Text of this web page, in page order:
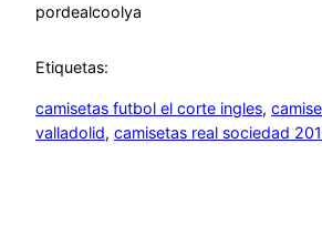
pordealcoolya
Etiquetas:
camisetas futbol el corte ingles,
valladolid, camisetas real sociedad